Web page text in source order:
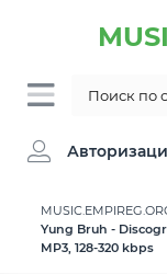
Yung Bruh -
MP3, 128-320 kbps